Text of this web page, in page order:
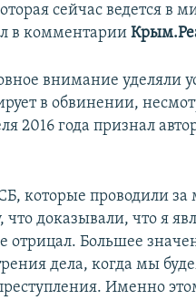
сейчас ведется в
в комментарии
внимание уделяли
в обвинении,
2016 года признал
которые проводили за
доказывали, что я
отрицал. Большее
дела, когда мы
Именно